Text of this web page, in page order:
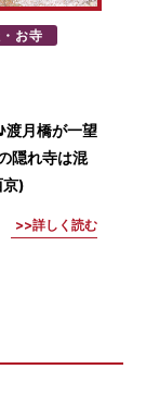
お寺
渡月橋が一望
隠れ寺は混
京)
詳しく読む